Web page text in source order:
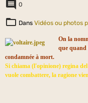
0
Dans Vidéos ou photos
On la
que quand
condamnée à mort.
Si chiama (l'opinione) regina
vuole combattere, la ragione